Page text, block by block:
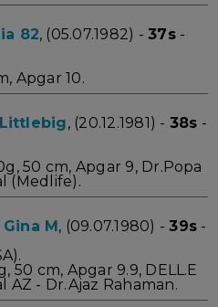
82, (05.07.1982) -37s-
Apgar 10.
Littlebig, (20.12.1981) - 38s -
50 cm, Apgar 9, Dr.Popa
(Medlife).
Gina M, (09.07.1980) -39s -
50 cm, Apgar 9.9, DELL.E
AZ - Dr.Ajaz Rahaman.